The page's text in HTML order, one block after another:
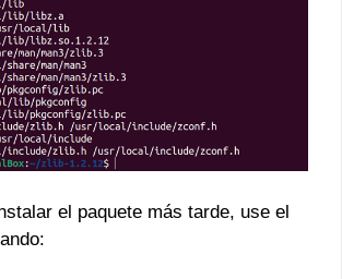
el paquete más tarde, use el